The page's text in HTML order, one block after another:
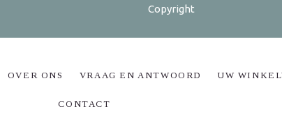
Copyright
OVER ONS VRAAG EN ANTWOORD UW
CONTACT